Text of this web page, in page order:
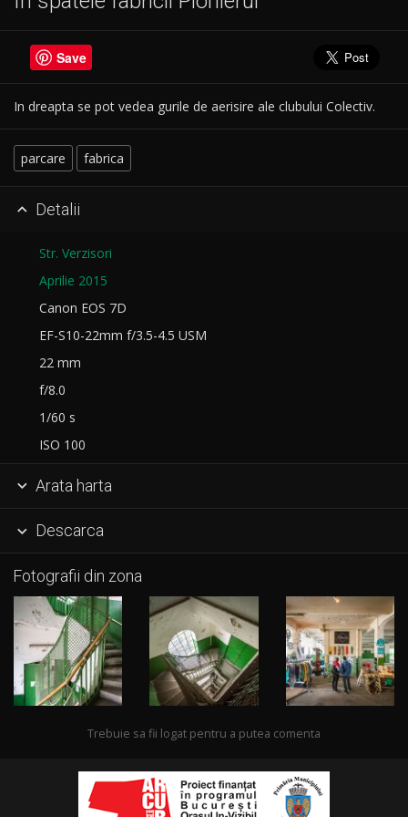
Save
In dreapta se pot vedea gurile de aerisire ale clubului Colectiv.
parcare fabrica
 Detalii
Str. Verzisori
Aprilie 2015
Canon EOS 7D
EF-S10-22mm f/3.5-4.5 USM
22 mm
f/8.0
1/60 s
ISO 100
 Arata harta
 Descarca
Fotografii din zona
Trebuie sa fii logat pentru a putea comenta